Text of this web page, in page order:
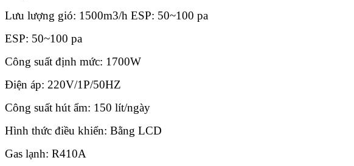
Lưu lượng gió: 1500m3/h ESP: 50~100 pa
ESP: 50~100 pa
Công suất định mức: 1700W
Điện áp: 220V/1P/50HZ
Công suất hút ẩm: 150 lít/ngày
Hình thức điều khiển: Bằng LCD
Gas lạnh: R410A